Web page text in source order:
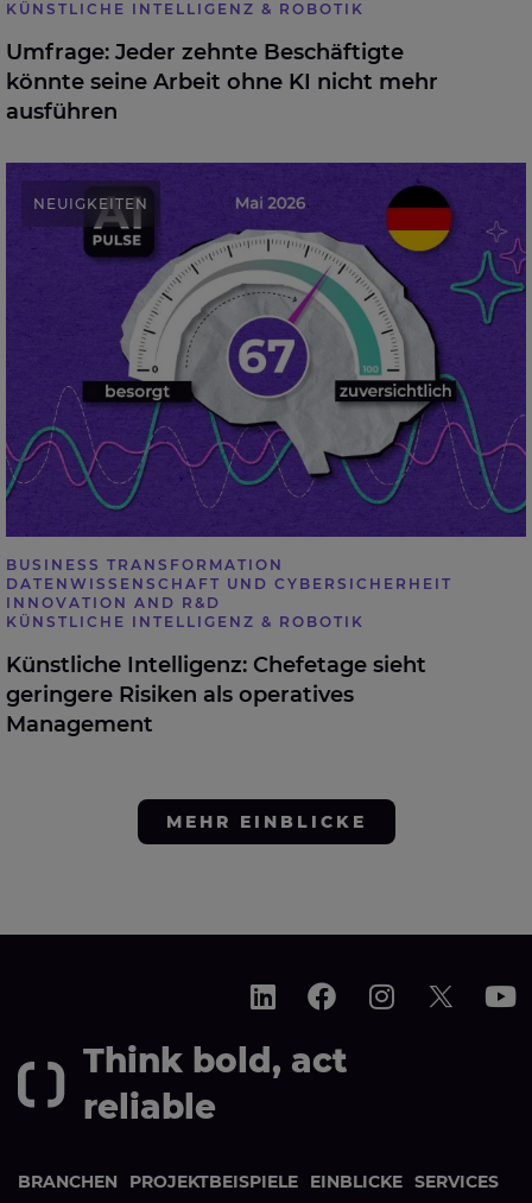
KÜNSTLICHE INTELLIGENZ & ROBOTIK
Umfrage: Jeder zehnte Beschäftigte
könnte seine Arbeit ohne KI nicht mehr
ausführen
Künstliche Intelligenz: Chefetage sieht geringere
Risiken als operatives Management
NEUIGKEITEN
BUSINESS TRANSFORMATION
DATENWISSENSCHAFT UND CYBERSICHERHEIT
INNOVATION AND R&D
KÜNSTLICHE INTELLIGENZ & ROBOTIK
Künstliche Intelligenz: Chefetage sieht
geringere Risiken als operatives
Management
MEHR EINBLICKE
Think bold, act
reliable
BRANCHEN PROJEKTBEISPIELE EINBLICKE SERVICES